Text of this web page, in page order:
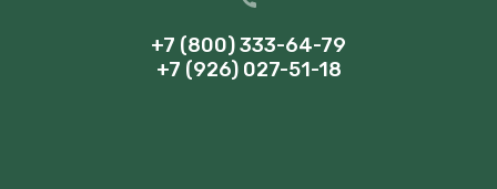
+7 (800) 333-64-79
+7 (926) 027-51-18